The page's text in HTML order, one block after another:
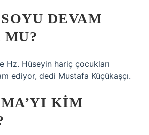
DEVAM
MU?
Hz. Hüseyin hariç çocukları
ediyor, dedi Mustafa Küçükaşçı.
KIM